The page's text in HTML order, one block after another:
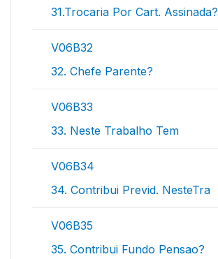
31.Trocaria Por Cart. Assinada?
V06B32
32. Chefe Parente?
V06B33
33. Neste Trabalho Tem
V06B34
34. Contribui Previd. NesteTra
V06B35
35. Contribui Fundo Pensao?